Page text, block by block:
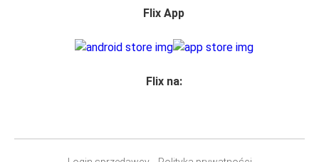
Flix App
Flix na: